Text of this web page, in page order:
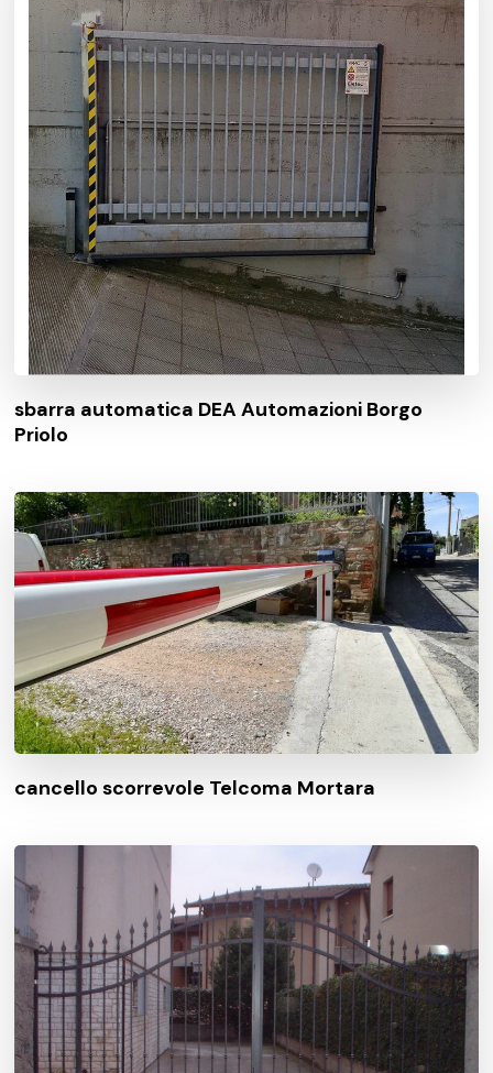
sbarra automatica DEA Automazioni Borgo
Priolo
cancello scorrevole Telcoma Mortara